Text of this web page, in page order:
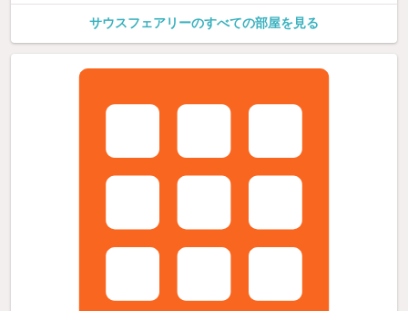
サウスフェアリーのすべての部屋を見る